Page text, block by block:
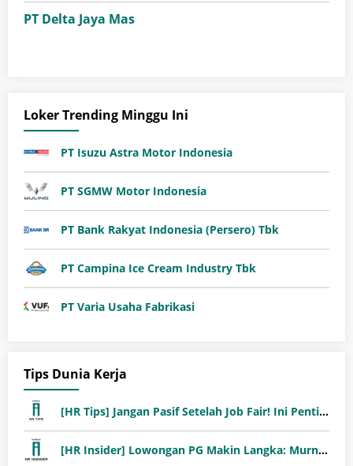
PT Delta Jaya Mas
Loker Trending Minggu Ini
PT Isuzu Astra Motor Indonesia
PT SGMW Motor Indonesia
PT Bank Rakyat Indonesia (Persero) Tbk
PT Campina Ice Cream Industry Tbk
PT Varia Usaha Fabrikasi
Tips Dunia Kerja
[HR Tips] Jangan Pasif Setelah Job Fair! Ini Pentingnya Follow-Up Setelah Job Fair
[HR Insider] Lowongan PG Makin Langka: Murni Seleksi atau Jalur Orang Dalam?